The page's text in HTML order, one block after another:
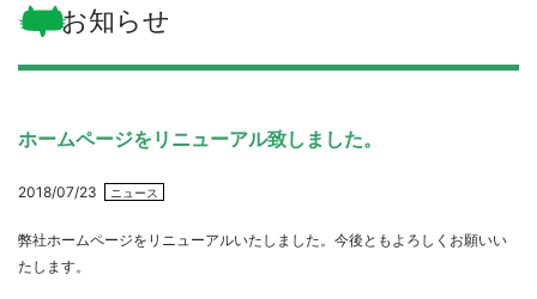
お知らせ
ホームページをリニューアル致しました。
2018/07/23 ニュース
弊社ホームページをリニューアルいたしました。今後ともよろしくお願いい
たします。